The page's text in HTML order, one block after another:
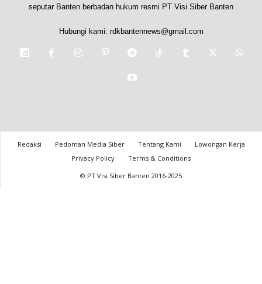
seputar Banten berbadan hukum resmi PT Visi Siber Banten
Hubungi kami: rdkbantennews@gmail.com
Redaksi Pedoman Media Siber Tentang Kami
Lowongan Kerja
Privacy Policy
Terms & Conditions
© PT Visi Siber Banten 2016-2025